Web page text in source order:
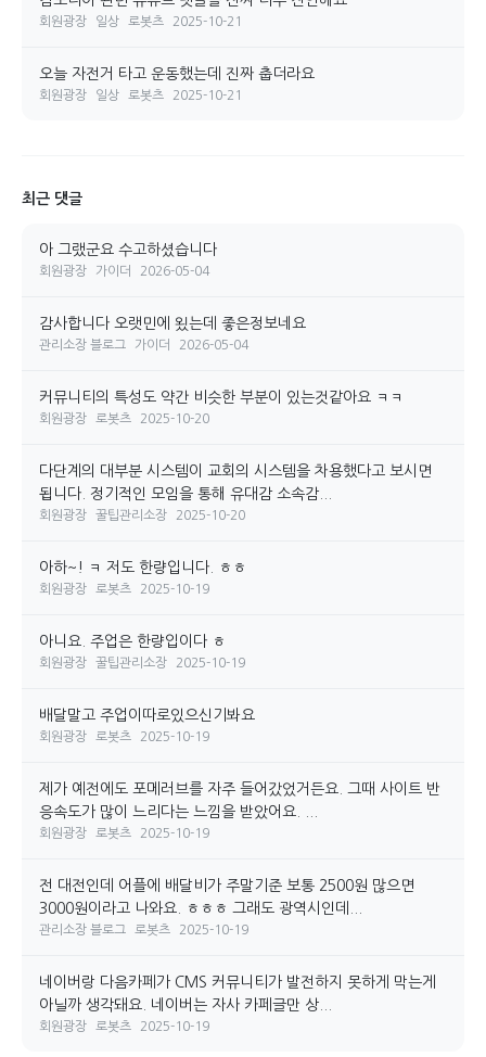
회원광장 일상 로봇츠 2025-10-21
오늘 자전거 타고 운동했는데 진짜 춥더라요
회원광장 일상 로봇츠 2025-10-21
최근 댓글
아 그랬군요 수고하셨습니다
회원광장 가이더 2026-05-04
감사합니다 오랫민에 욌는데 좋은정보네요
관리소장 블로그 가이더 2026-05-04
커뮤니티의 특성도 약간 비슷한 부분이 있는것같아요 ㅋㅋ
회원광장 로봇츠 2025-10-20
다단계의 대부분 시스템이 교회의 시스템을 차용했다고 보시면
됩니다. 정기적인 모임을 통해 유대감 소속감...
회원광장 꿀팁관리소장 2025-10-20
아하~! ㅋ 저도 한량입니다. ㅎㅎ
회원광장 로봇츠 2025-10-19
아니요. 주업은 한량입이다 ㅎ
회원광장 꿀팁관리소장 2025-10-19
배달말고 주업이따로있으신기봐요
회원광장 로봇츠 2025-10-19
제가 예전에도 포메러브를 자주 들어갔었거든요. 그때 사이트 반
응속도가 많이 느리다는 느낌을 받았어요. ...
회원광장 로봇츠 2025-10-19
전 대전인데 어플에 배달비가 주말기준 보통 2500원 많으면
3000원이라고 나와요. ㅎㅎㅎ 그래도 광역시인데...
관리소장 블로그 로봇츠 2025-10-19
네이버랑 다음카페가 CMS 커뮤니티가 발전하지 못하게 막는게
아닐까 생각돼요. 네이버는 자사 카페글만 상...
회원광장 로봇츠 2025-10-19